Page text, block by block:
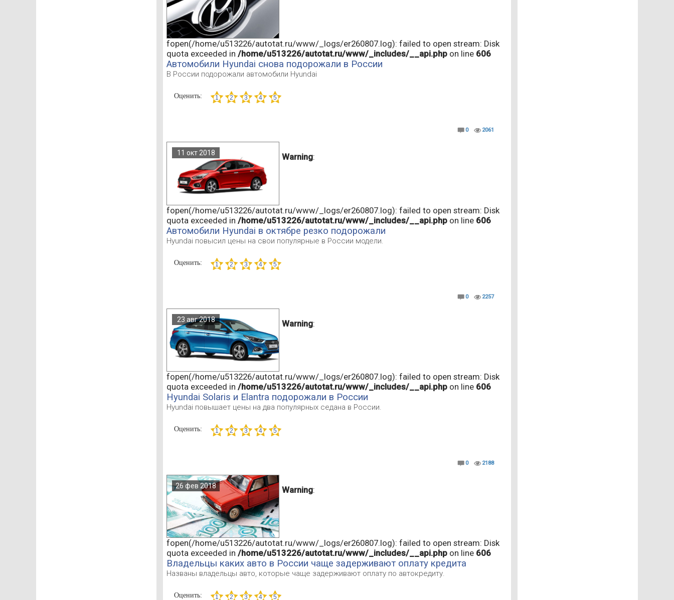
fopen(/home/u513226/autotat.ru/www/_logs/er260807.log): failed to open stream: Disk
quota exceeded in /home/u513226/autotat.ru/www/_includes/__api.php on line 606
Автомобили Hyundai снова подорожали в России
В России подорожали автомобили Hyundai
Оценить:
0 2061
Warning:
fopen(/home/u513226/autotat.ru/www/_logs/er260807.log): failed to open stream: Disk
quota exceeded in /home/u513226/autotat.ru/www/_includes/__api.php on line 606
11 окт 2018
Автомобили Hyundai в октябре резко подорожали
Hyundai повысил цены на свои популярные в России модели.
Оценить:
0 2257
Warning:
fopen(/home/u513226/autotat.ru/www/_logs/er260807.log): failed to open stream: Disk
quota exceeded in /home/u513226/autotat.ru/www/_includes/__api.php on line 606
23 авг 2018
Hyundai Solaris и Elantra подорожали в России
Hyundai повышает цены на два популярных седана в России.
Оценить:
0 2188
Warning:
fopen(/home/u513226/autotat.ru/www/_logs/er260807.log): failed to open stream: Disk
quota exceeded in /home/u513226/autotat.ru/www/_includes/__api.php on line 606
26 фев 2018
Владельцы каких авто в России чаще задерживают оплату кредита
Названы владельцы авто, которые чаще задерживают оплату по автокредиту.
Оценить: